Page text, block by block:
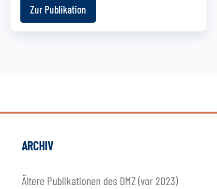
Zur Publikation
ARCHIV
Ältere Publikationen des DMZ (vor 2023)